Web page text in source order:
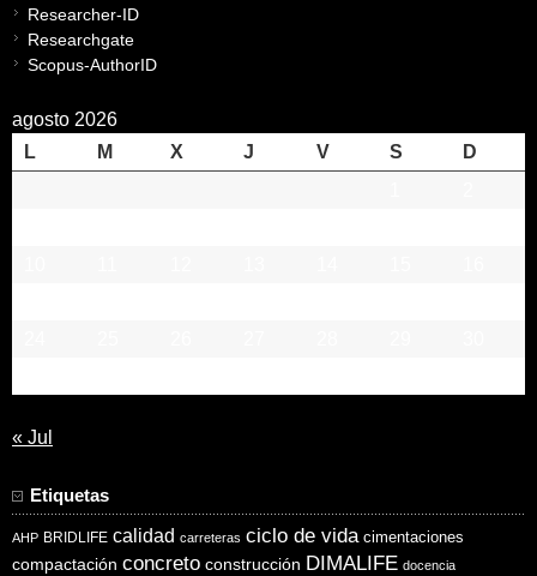
Researcher-ID
Researchgate
Scopus-AuthorID
agosto 2026
L
M X J V S
D
« Jul
Etiquetas
AHP BRIDLIFE calidad carreteras ciclo de vida cimentaciones
compactación concreto construcción DIMALIFE docencia